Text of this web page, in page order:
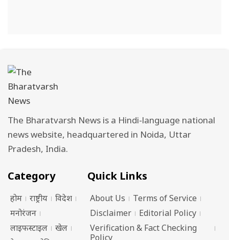
The Bharatvarsh News is a Hindi-language national
news website, headquartered in Noida, Uttar
Pradesh, India.
Category
होम राष्ट्रीय
विदेश
मनोरंजन
लाइफस्टाइल
खेल
Quick Links
About Us
Terms of Service
Disclaimer
Editorial Policy
Verification & Fact Checking
Policy